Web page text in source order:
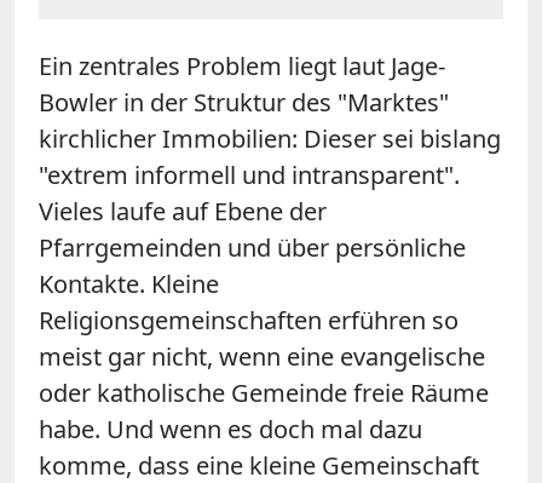
Ein zentrales Problem liegt laut Jage-
Bowler in der Struktur des "Marktes"
kirchlicher Immobilien: Dieser sei bislang
"extrem informell und intransparent".
Vieles laufe auf Ebene der
Pfarrgemeinden und über persönliche
Kontakte. Kleine
Religionsgemeinschaften erführen so
meist gar nicht, wenn eine evangelische
oder katholische Gemeinde freie Räume
habe. Und wenn es doch mal dazu
komme, dass eine kleine Gemeinschaft